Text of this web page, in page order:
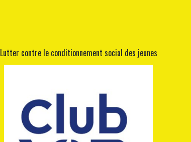
Lutter contre le conditionnement social des jeunes